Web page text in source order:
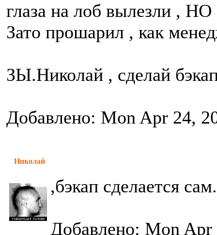
глаза на лоб вылезли ,
Зато прошарил , как
ЗЫ.Николай , сделай
Добавлено: Mon Apr 24,
Николай
,бэкап сделается
Добавлено: Mon Apr